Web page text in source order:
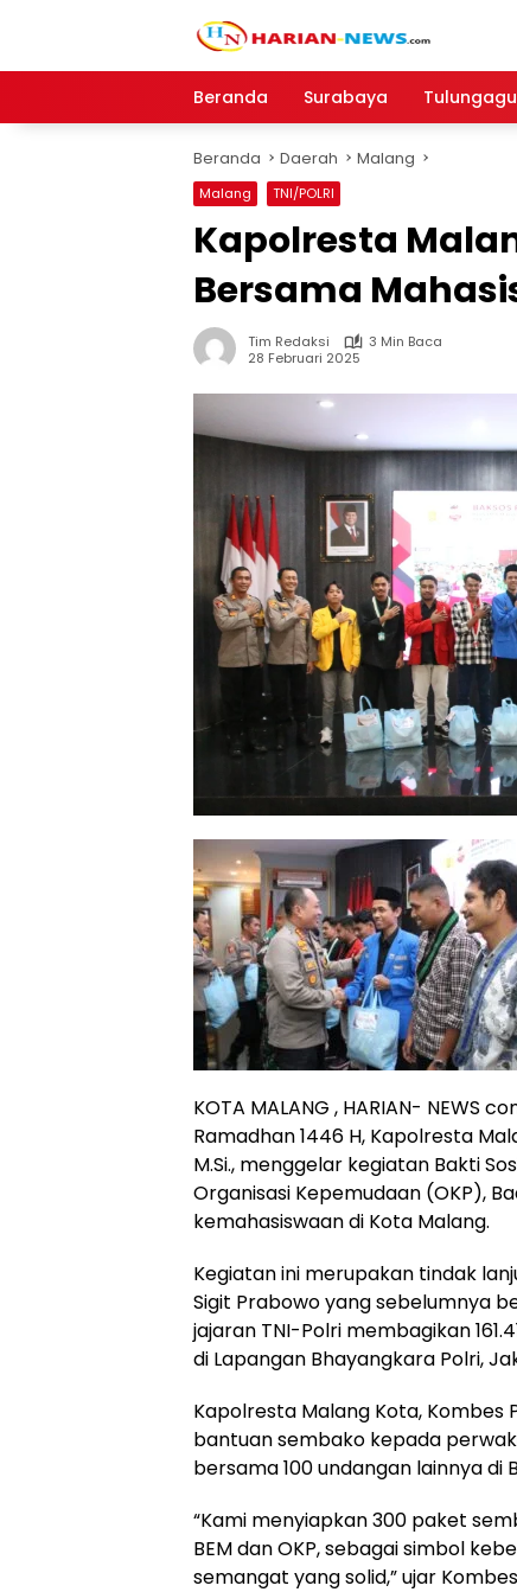
Beranda
Surabaya
Beranda Daerah Malang
Malang TNI/POLRI
Kapolresta
Bersama
Tim Redaksi
3 Min Baca
28 Februari 2025
KOTA MALANG , HARIAN- NEWS
Ramadhan 1446 H, Kapolresta
M.Si., menggelar kegiatan Bakti
Organisasi Kepemudaan (OKP),
kemahasiswaan di Kota Malang.
Kegiatan ini merupakan tindak
Sigit Prabowo yang sebelumnya
jajaran TNI-Polri membagikan
di Lapangan Bhayangkara Polri,
Kapolresta Malang Kota, Kombes
bantuan sembako kepada
bersama 100 undangan lainnya di
“Kami menyiapkan 300 paket
BEM dan OKP, sebagai simbol
semangat yang solid,” ujar